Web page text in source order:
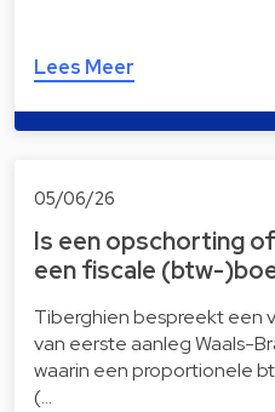
Lees Meer
05/06/26
Is een opschorting
een fiscale (btw-
Tiberghien bespreekt een
van eerste aanleg Waals-
waarin een proportionele
(…